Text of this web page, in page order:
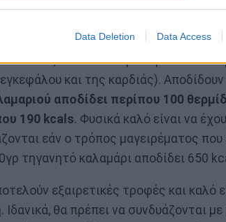
Data Deletion Data Access
βιταμινών του συμπλέγματος Β που
της μνήμης. Επίσης, είναι πλούσια σε
καθώς και στα απαραίτητα ω-3
και της καρδιάς).
αποδίδει περίπου 100
190 kcals. Φυσικά καλό είναι να
εάν ο τρόπος μαγειρέματος που
τηγανητό καλαμάρι αποδίδει 650
εξαιρετικές τροφές και καλό
θα πρέπει να συνδυάζονται με